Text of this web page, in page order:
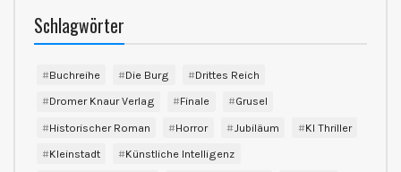
Schlagwörter
Buchreihe Die Burg
Drittes Reich
Dromer Knaur Verlag
Finale
Grusel
Historischer Roman
Horror Jubiläum
KI Thriller
Kleinstadt
Künstliche Intelligenz